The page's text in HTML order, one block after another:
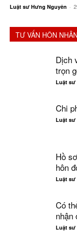
Luật sư Hưng Nguyên -
TƯ VẤN HÔN
Dịch
trọn
Luật sư
Chi
Luật sư
Hồ
hôn
Luật sư
Có
nhận
Luật sư